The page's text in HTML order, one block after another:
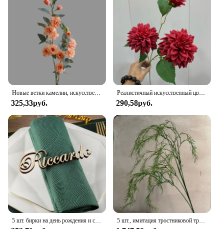
gathering. The sets are designed to be reusable,
making them a cost-effective and eco-friendly
choice for vendors and suppliers looking to offer a
versatile decor solution. With wholesale pricing
available, you can ensure that your clients receive
the best value for their decor needs.
Новые ветки камелии, искусственные цветы, рождественские украшения для дома, искусственные цветы для гостиной, сада, стола, ремесло, свадьба, сделай сам, организация
325,33руб.
Реалистичный искусственный цветок кажина с 3-мя головками, длинная ветка, шелковый цветок для дома, свадебный декор, украшение для спальни, дня рождения
290,58руб.
5 шт. бирки на день рождения и свадьбу, декор для свадебного стола, Свадебный декор, деревянные имена под заказ, деревянные бирки на свадьбу 5 шт., имитация тростниковой травы, зеленые растения, свадебная цветочная лесная композиция, фон для дня рождения, декор для дома, сада, искусственные растения